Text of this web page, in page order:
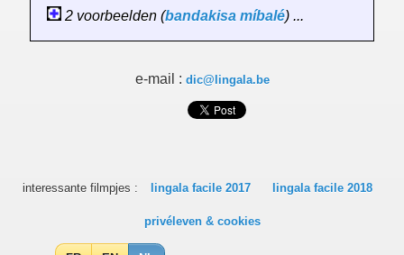
2 voorbeelden (bandakisa míbalé) ...
e-mail : dic@lingala.be
interessante filmpjes : lingala facile 2017 lingala facile 2018
privéleven & cookies